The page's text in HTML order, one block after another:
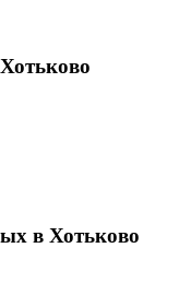
в Хотьково